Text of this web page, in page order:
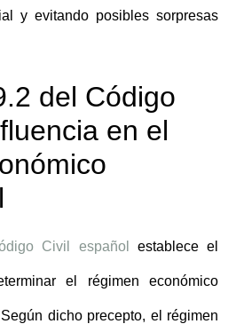
y evitando posibles sorpresas
del Código
en el
Civil español establece el
el régimen económico
dicho precepto, el régimen